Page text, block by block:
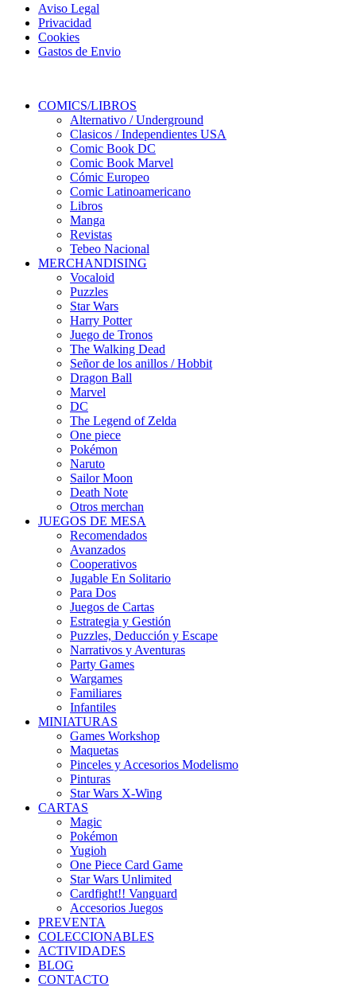
Aviso Legal
Privacidad
Cookies
Gastos de Envio
COMICS/LIBROS
Alternativo / Underground
Clasicos / Independientes USA
Comic Book DC
Comic Book Marvel
Cómic Europeo
Comic Latinoamericano
Libros
Manga
Revistas
Tebeo Nacional
MERCHANDISING
Vocaloid
Puzzles
Star Wars
Harry Potter
Juego de Tronos
The Walking Dead
Señor de los anillos / Hobbit
Dragon Ball
Marvel
DC
The Legend of Zelda
One piece
Pokémon
Naruto
Sailor Moon
Death Note
Otros merchan
JUEGOS DE MESA
Recomendados
Avanzados
Cooperativos
Jugable En Solitario
Para Dos
Juegos de Cartas
Estrategia y Gestión
Puzzles, Deducción y Escape
Narrativos y Aventuras
Party Games
Wargames
Familiares
Infantiles
MINIATURAS
Games Workshop
Maquetas
Pinceles y Accesorios Modelismo
Pinturas
Star Wars X-Wing
CARTAS
Magic
Pokémon
Yugioh
One Piece Card Game
Star Wars Unlimited
Cardfight!! Vanguard
Accesorios Juegos
PREVENTA
COLECCIONABLES
ACTIVIDADES
BLOG
CONTACTO